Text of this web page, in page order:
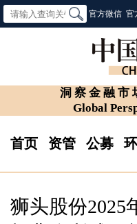
官方微信 官
洞察金融市
Global
首页 资管 公募
狮头股份2025